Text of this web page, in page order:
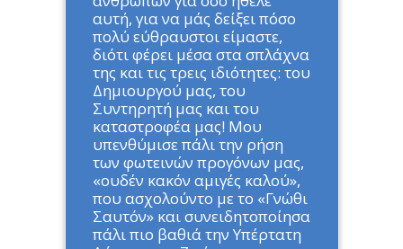
αυτή, για να μάς δείξει πόσο
πολύ εύθραυστοι είμαστε,
διότι φέρει μέσα στα σπλάχνα
της και τις τρεις ιδιότητες: του
Δημιουργού μας, του
Συντηρητή μας και του
καταστροφέα μας! Μου
υπενθύμισε πάλι την ρήση
των φωτεινών προγόνων μας,
«ουδέν κακόν αμιγές καλού»,
που ασχολούντο με το «Γνώθι
Σαυτόν» και συνειδητοποίησα
πάλι πιο βαθιά την Υπέρτατη